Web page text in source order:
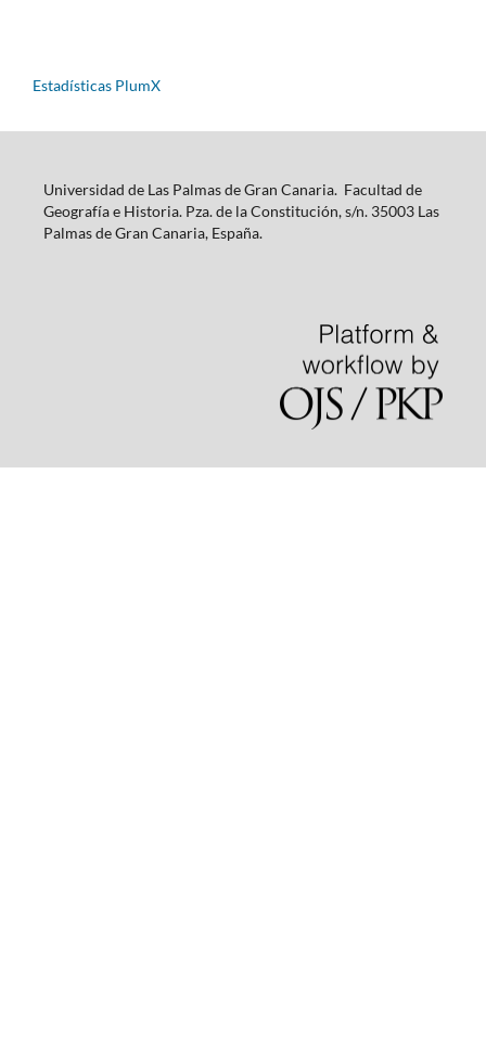
Estadísticas PlumX
Universidad de Las Palmas de Gran Canaria. Facultad de
Geografía e Historia. Pza. de la Constitución, s/n. 35003 Las
Palmas de Gran Canaria, España.